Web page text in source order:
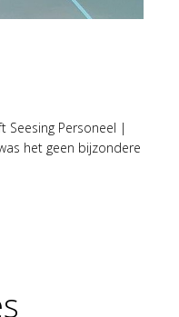
Seesing Personeel |
het geen bijzondere